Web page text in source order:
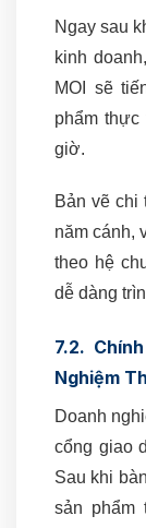
Ngay sau
kinh
MOI sẽ
phẩm thực
giờ.
Bản vẽ chi
năm cánh,
theo hệ
dễ dàng
7.2.
Nghiệm
Doanh
cổng giao
Sau khi
sản phẩm